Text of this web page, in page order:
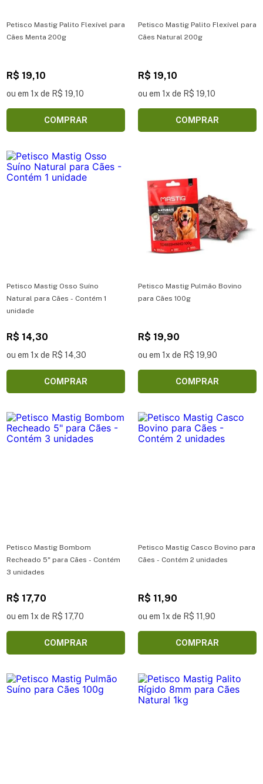
Petisco Mastig Palito Flexível para
Cães Menta 200g
R$ 19,10
ou em 1x de R$ 19,10
COMPRAR
Petisco Mastig Palito Flexível para
Cães Natural 200g
R$ 19,10
ou em 1x de R$ 19,10
COMPRAR
Petisco Mastig Osso Suíno
Natural para Cães - Contém 1
unidade
R$ 14,30
ou em 1x de R$ 14,30
COMPRAR
Petisco Mastig Pulmão Bovino
para Cães 100g
R$ 19,90
ou em 1x de R$ 19,90
COMPRAR
Petisco Mastig Bombom
Recheado 5" para Cães - Contém
3 unidades
R$ 17,70
ou em 1x de R$ 17,70
COMPRAR
Petisco Mastig Casco Bovino para
Cães - Contém 2 unidades
R$ 11,90
ou em 1x de R$ 11,90
COMPRAR